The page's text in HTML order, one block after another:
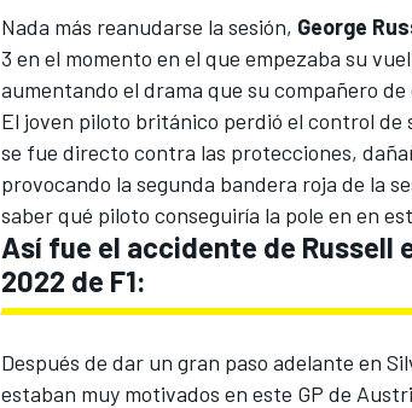
Nada más reanudarse la sesión, George
3 en el momento en el que empezaba su
aumentando el drama que su compañero
El joven piloto británico perdió el control
se fue directo contra las protecciones,
provocando la segunda bandera roja de la
saber qué piloto conseguiría la pole en en
Así fue el accidente de Russell
2022 de F1:
Después de dar un gran paso adelante en
estaban muy motivados en este GP de